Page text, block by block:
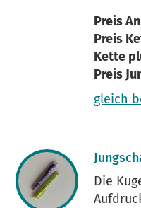
Preis
Preis
Kette
Preis
gleich
Die